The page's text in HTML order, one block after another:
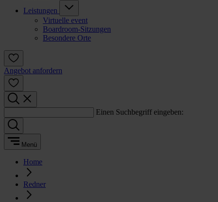
Leistungen
Virtuelle event
Boardroom-Sitzungen
Besondere Orte
Angebot anfordern
Einen Suchbegriff eingeben:
Menü
Home
Redner